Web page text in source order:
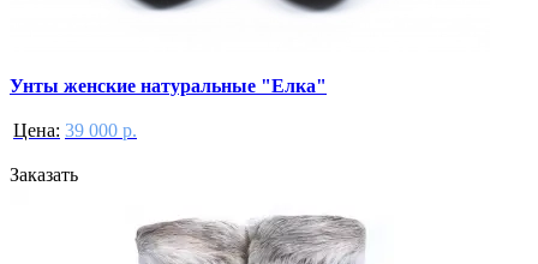
Унты женские натуральные "Елка"
Цена: 39 000 р.
Заказать